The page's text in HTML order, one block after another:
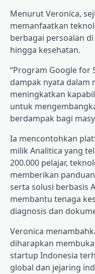
Menurut Veronica,
memanfaatkan
berbagai persoalan
hingga kesehatan.
“Program Google for
dampak nyata dalam
meningkatkan
untuk
berdampak bagi
Ia mencontohkan
milik Analitica yang
200.000 pelajar,
memberikan
serta solusi berbasis
membantu tenaga
diagnosis dan
Veronica
diharapkan
startup Indonesia
global dan jejaring